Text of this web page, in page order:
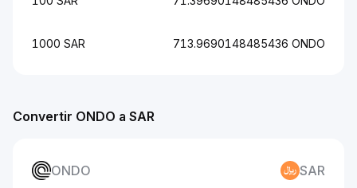
Convertir ONDO a SAR
ONDO SAR
1000 SAR 713.9690148485436 ONDO